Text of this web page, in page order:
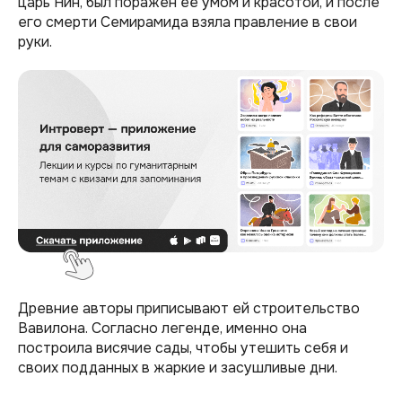
его смерти Семирамида взяла правление в свои
руки.
Древние авторы приписывают ей строительство
Вавилона. Согласно легенде, именно она
построила висячие сады, чтобы утешить себя и
своих подданных в жаркие и засушливые дни.